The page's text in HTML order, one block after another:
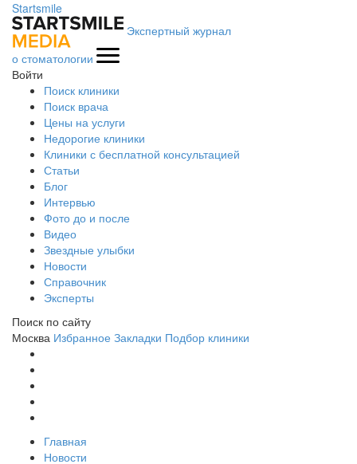
Startsmile
Экспертный журнал
о стоматологии
Войти
Поиск клиники
Поиск врача
Цены на услуги
Недорогие клиники
Клиники с бесплатной консультацией
Статьи
Блог
Интервью
Фото до и после
Видео
Звездные улыбки
Новости
Справочник
Эксперты
Поиск по сайту
Москва Избранное Закладки Подбор клиники
Главная
Новости